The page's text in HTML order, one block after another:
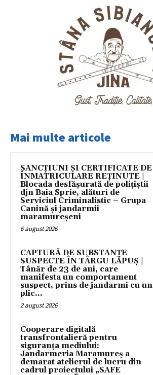
Mai multe articole
SANCȚIUNI ȘI CERTIFICATE DE
ÎNMATRICULARE REȚINUTE |
Blocada desfășurată de polițiștii
djn Baia Sprie, alături de
Serviciul Criminalistic – Grupa
Canină și jandarmii
maramureșeni
6 august 2026
CAPTURĂ DE SUBSTANȚE
SUSPECTE ÎN TÂRGU LĂPUȘ |
Tânăr de 23 de ani, care
manifesta un comportament
suspect, prins de jandarmi cu un
plic...
2 august 2026
Cooperare digitală
transfrontalieră pentru
siguranța mediului:
Jandarmeria Maramureș a
demarat atelierul de lucru din
cadrul proiectului „SAFE